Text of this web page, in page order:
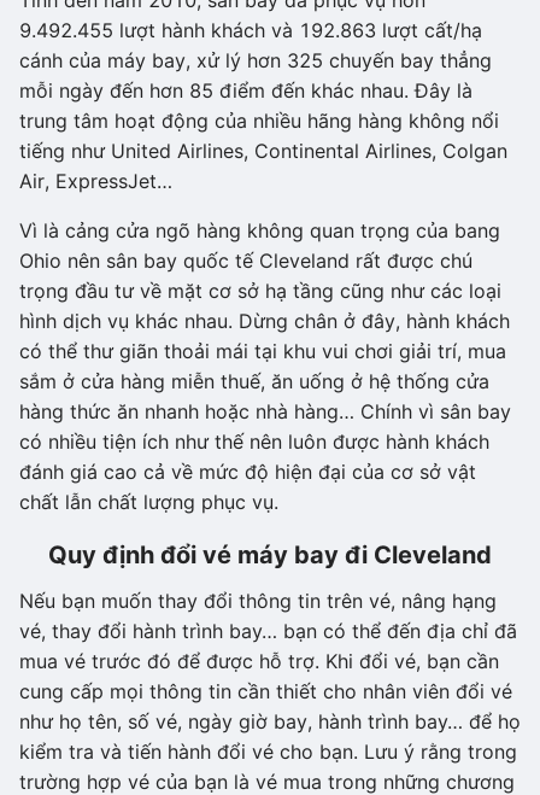
9.492.455 lượt hành khách và 192.863 lượt cất/hạ
cánh của máy bay, xử lý hơn 325 chuyến bay thẳng
mỗi ngày đến hơn 85 điểm đến khác nhau. Đây là
trung tâm hoạt động của nhiều hãng hàng không nổi
tiếng như United Airlines, Continental Airlines, Colgan
Air, ExpressJet…
Vì là cảng cửa ngõ hàng không quan trọng của bang
Ohio nên sân bay quốc tế Cleveland rất được chú
trọng đầu tư về mặt cơ sở hạ tầng cũng như các loại
hình dịch vụ khác nhau. Dừng chân ở đây, hành khách
có thể thư giãn thoải mái tại khu vui chơi giải trí, mua
sắm ở cửa hàng miễn thuế, ăn uống ở hệ thống cửa
hàng thức ăn nhanh hoặc nhà hàng… Chính vì sân bay
có nhiều tiện ích như thế nên luôn được hành khách
đánh giá cao cả về mức độ hiện đại của cơ sở vật
chất lẫn chất lượng phục vụ.
Quy định đổi vé máy bay đi Cleveland
Nếu bạn muốn thay đổi thông tin trên vé, nâng hạng
vé, thay đổi hành trình bay… bạn có thể đến địa chỉ đã
mua vé trước đó để được hỗ trợ. Khi đổi vé, bạn cần
cung cấp mọi thông tin cần thiết cho nhân viên đổi vé
như họ tên, số vé, ngày giờ bay, hành trình bay… để họ
kiểm tra và tiến hành đổi vé cho bạn. Lưu ý rằng trong
trường hợp vé của bạn là vé mua trong những chương